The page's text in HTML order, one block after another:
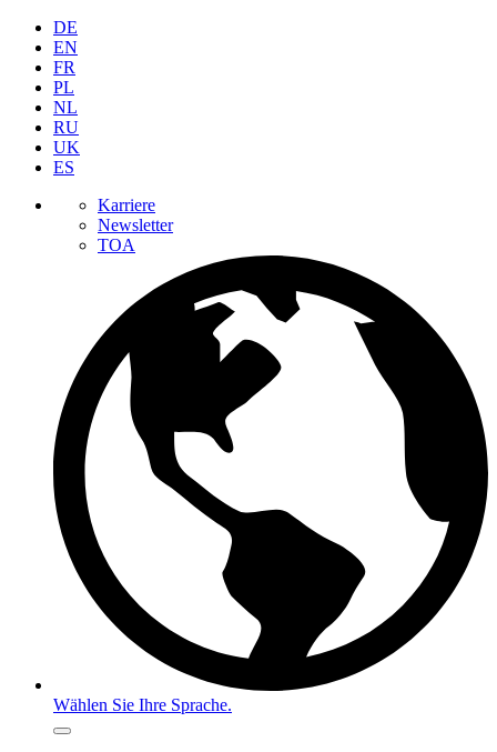
DE
EN
FR
PL
NL
RU
UK
ES
Karriere
Newsletter
TOA
Wählen Sie Ihre Sprache.